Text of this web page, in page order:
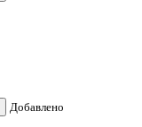
Добавлено